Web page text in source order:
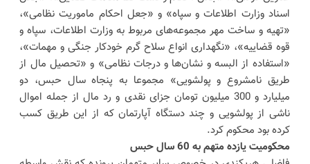
اسناد وزارت اطلاعات و سپاه» و «جعل احکام ماموریت نظامی»،
«تهیه و ساخت مهر مجموعه‌های مربوط به وزارت اطلاعات، سپاه و
قوه قضاییه»، «نگهداری انواع سلاح گرم خودکار جنگی و مهمات»،
«استفاده از البسه و نشان‌ها و درجات نظامی» و «تحصیل مال از
طریق نامشروع و پولشویی» مجموعا به پنجاه سال حبس، دو
میلیارد و 300 میلیون تومان جزای نقدی و رد مال از جمله اموال
ناشی از پولشویی و چند دستگاه آپارتمان که از این طریق کسب
کرده بود محکوم کرد.
محکومیت یازده متهم به 60 سال حبس